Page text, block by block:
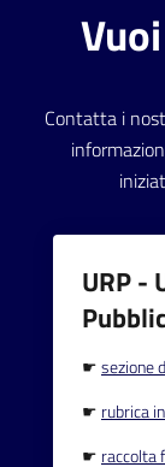
Contatta i
URP -
☛sezione
☛ rubrica
☛ raccolta